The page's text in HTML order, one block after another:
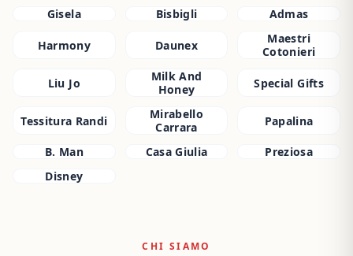
Gisela Bisbigli Admas
Harmony Daunex
Maestri
Cotonieri
Liu Jo
Milk And
Honey
Special Gifts
Tessitura Randi
Mirabello
Carrara
Papalina
B. Man Casa Giulia
Preziosa
Disney
CHI SIAMO